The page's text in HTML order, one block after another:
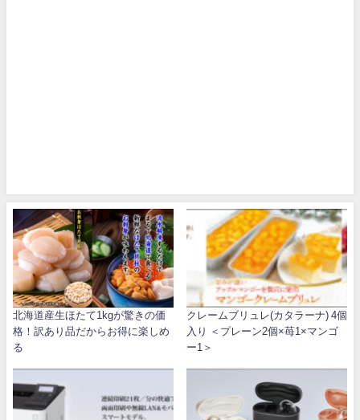
北海道産生ほたて1kgが驚きの価
格！訳あり品だからお得に楽しめ
る
クレームブリュレ(カタラーナ) 4個
入り ＜プレーン2個×苺1×マンゴ
ー1＞